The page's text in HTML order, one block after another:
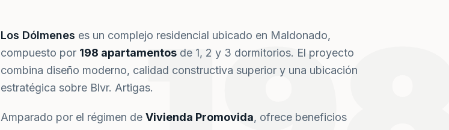
Los Dólmenes es un complejo residencial ubicado en Maldonado,
compuesto por 198 apartamentos de 1, 2 y 3 dormitorios. El proyecto
combina diseño moderno, calidad constructiva superior y una ubicación
estratégica sobre Blvr. Artigas.
Amparado por el régimen de Vivienda Promovida, ofrece beneficios